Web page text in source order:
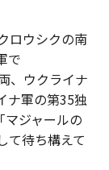
ロウシクの南
で
、ウクライナ
ナ軍の第35独
ジャールの
て待ち構えて